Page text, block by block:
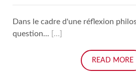
Dans le cadre d'une réflexion
question...
[…]
READ MORE